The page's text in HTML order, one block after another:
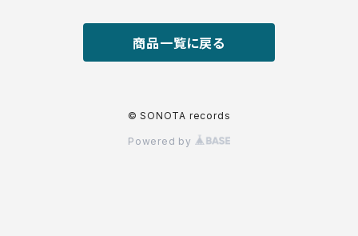
商品一覧に戻る
© SONOTA records
Powered by